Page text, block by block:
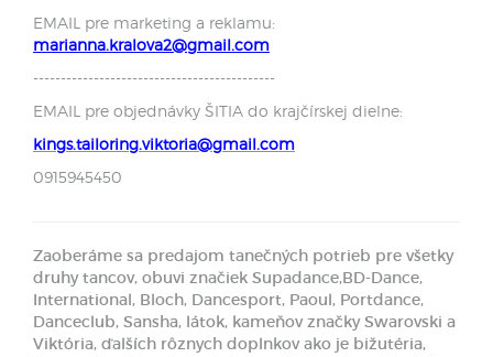
EMAIL pre marketing a reklamu:
marianna.kralova2@gmail.com
--------------------------------------------
EMAIL pre objednávky ŠITIA do krajčírskej dielne:
kings.tailoring.viktoria@gmail.com
0915945450
Zaoberáme sa predajom tanečných potrieb pre všetky
druhy tancov, obuvi značiek Supadance,BD-Dance,
International, Bloch, Dancesport, Paoul, Portdance,
Danceclub, Sansha, látok, kameňov značky Swarovski a
Viktória, ďalších rôznych doplnkov ako je bižutéria,